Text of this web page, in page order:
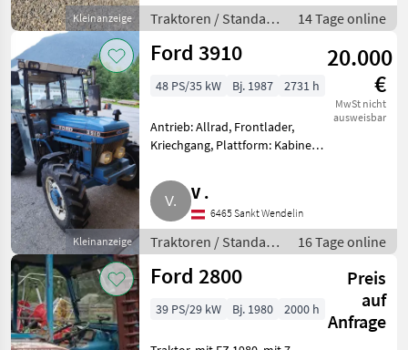
Kleinanzeige
Traktoren Standard Traktor
Traktoren / Standard
Traktoren
14 Tage online
Kleinanzeige
Ford 3910
20.000
€
MwSt nicht
ausweisbar
48 PS/35 kW Bj. 1987 2731 h
Antrieb: Allrad, Frontlader,
Kriechgang, Plattform: Kabine,
Schaltgetriebe,
Frontladerkonsole,
Zapfwellendrehzahl: 540,
Höchstgeschwindigkeit in k
V .
6465 Sankt Wendelin
Traktoren / Standard
Traktoren
16 Tage online
Ford 2800
Preis
auf
Anfrage
39 PS/29 kW Bj. 1980 2000 h